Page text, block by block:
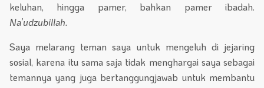
keluhan, hingga pamer, bahkan pamer ibadah.
Na’udzubillah.
Saya melarang teman saya untuk mengeluh di jejaring
sosial, karena itu sama saja tidak menghargai saya sebagai
temannya yang juga bertanggungjawab untuk membantu